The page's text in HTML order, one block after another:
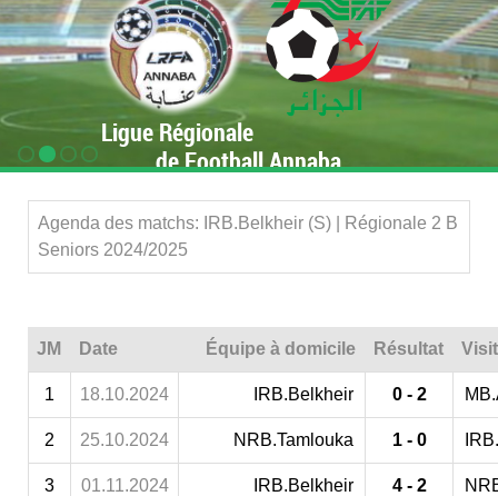
Ligue Régionale
de Football Annaba
Agenda des matchs: IRB.Belkheir (S) | Régionale 2 B
Seniors 2024/2025
JM Date Équipe à domicile Résultat
1 18.10.2024 IRB.Belkheir 0 - 2
2 25.10.2024 NRB.Tamlouka 1 - 0
3 01.11.2024 IRB.Belkheir 4 - 2